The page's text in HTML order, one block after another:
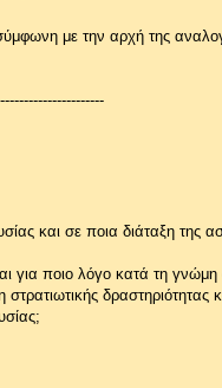
με την αρχή της
και σε ποια διάταξη της
για ποιο λόγο κατά τη γνώμη
δραστηριότητας